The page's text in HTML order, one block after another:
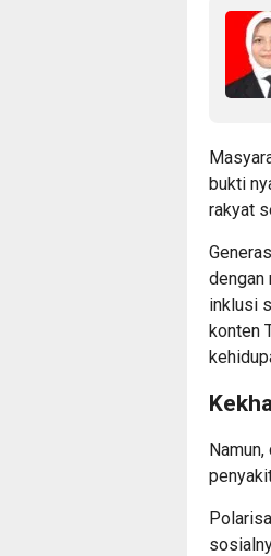
bukti
rakyat
dengan
inklusi
konten